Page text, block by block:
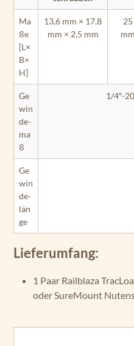
Ma
ße
[L×
B×
H]
13,6 mm × 17,8
mm × 2,5 mm
Ge
win
de­
ma
ß
1/4″-
Ge
win
de­
län
ge
Lieferumfang:
1 Paar Railblaza
oder SureMount